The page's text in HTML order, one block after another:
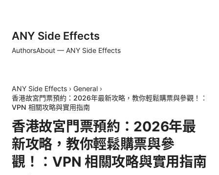
ANY Side Effects
AuthorsAbout — ANY Side Effects
ANY Side Effects › General ›
香港故宮門票預約：2026年最新攻略，教你輕鬆購票與參觀！：
VPN 相關攻略與實用指南
香港故宮門票預約：2026年最
新攻略，教你輕鬆購票與參
觀！：VPN 相關攻略與實用指南